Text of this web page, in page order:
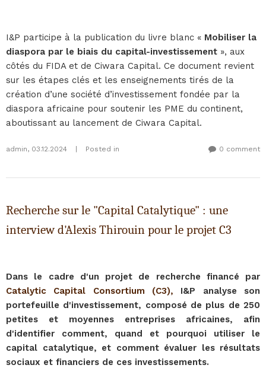
I&P participe à la publication du livre blanc « Mobiliser la
diaspora par le biais du capital-investissement », aux
côtés du FIDA et de Ciwara Capital. Ce document revient
sur les étapes clés et les enseignements tirés de la
création d’une société d’investissement fondée par la
diaspora africaine pour soutenir les PME du continent,
aboutissant au lancement de Ciwara Capital.
admin, 03.12.2024 Posted in 0 comment
Recherche sur le "Capital Catalytique" : une
interview d'Alexis Thirouin pour le projet C3
Dans le cadre d'un projet de recherche financé par
Catalytic Capital Consortium (C3), I&P analyse son
portefeuille d'investissement, composé de plus de 250
petites et moyennes entreprises africaines, afin
d'identifier comment, quand et pourquoi utiliser le
capital catalytique, et comment évaluer les résultats
sociaux et financiers de ces investissements.